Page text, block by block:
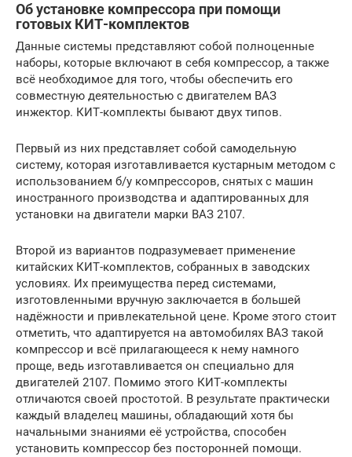
Об установке компрессора при помощи
готовых КИТ-комплектов
Данные системы представляют собой полноценные
наборы, которые включают в себя компрессор, а также
всё необходимое для того, чтобы обеспечить его
совместную деятельностью с двигателем ВАЗ
инжектор. КИТ-комплекты бывают двух типов.
Первый из них представляет собой самодельную
систему, которая изготавливается кустарным методом с
использованием б/у компрессоров, снятых с машин
иностранного производства и адаптированных для
установки на двигатели марки ВАЗ 2107.
Второй из вариантов подразумевает применение
китайских КИТ-комплектов, собранных в заводских
условиях. Их преимущества перед системами,
изготовленными вручную заключается в большей
надёжности и привлекательной цене. Кроме этого стоит
отметить, что адаптируется на автомобилях ВАЗ такой
компрессор и всё прилагающееся к нему намного
проще, ведь изготавливается он специально для
двигателей 2107. Помимо этого КИТ-комплекты
отличаются своей простотой. В результате практически
каждый владелец машины, обладающий хотя бы
начальными знаниями её устройства, способен
установить компрессор без посторонней помощи.